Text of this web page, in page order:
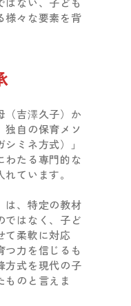
様々な要素を背
（吉澤久子）か
独自の保育メソ
ミネ方式）」
わたる専門的な
ています。
は、特定の教材
ではなく、子ど
て柔軟に対応
つ力を信じるも
方式を現代の子
ものと言えま